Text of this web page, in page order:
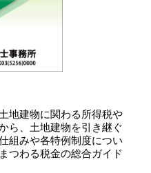
地建物に関わる所得税や
ら、土地建物を引き継ぐ
組みや各特例制度につい
つわる税金の総合ガイド